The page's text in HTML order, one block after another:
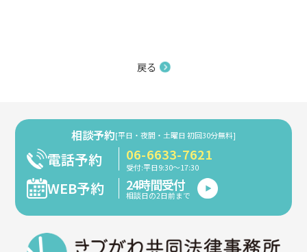
戻る
相談予約[平日・夜間・土曜日 初回30分無料]
電話予約 06-6633-7621
受付:平日9:30～17:30
WEB予約 24時間受付
相談日の2日前まで